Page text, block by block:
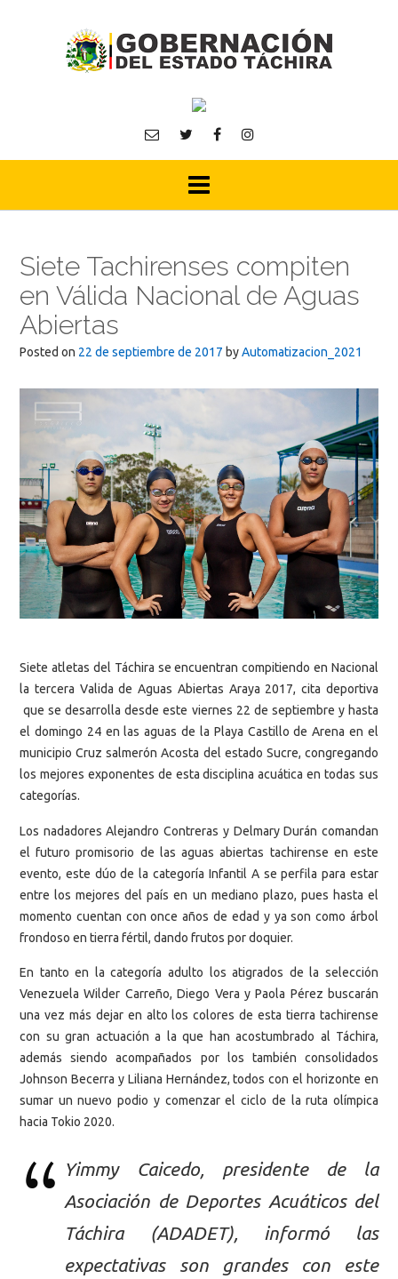
Siete Tachirenses compiten
en Válida Nacional de Aguas
Abiertas
Posted on 22 de septiembre de 2017 byAutomatizacion_2021
Siete atletas del Táchira se encuentran compitiendo en Nacional
la tercera Valida de Aguas Abiertas Araya 2017, cita deportiva
que se desarrolla desde este viernes 22 de septiembre y hasta
el domingo 24 en las aguas de la Playa Castillo de Arena en el
municipio Cruz salmerón Acosta del estado Sucre, congregando
los mejores exponentes de esta disciplina acuática en todas sus
categorías.
Los nadadores Alejandro Contreras y Delmary Durán comandan
el futuro promisorio de las aguas abiertas tachirense en este
evento, este dúo de la categoría Infantil A se perfila para estar
entre los mejores del país en un mediano plazo, pues hasta el
momento cuentan con once años de edad y ya son como árbol
frondoso en tierra fértil, dando frutos por doquier.
En tanto en la categoría adulto los atigrados de la selección
Venezuela Wilder Carreño, Diego Vera y Paola Pérez buscarán
una vez más dejar en alto los colores de esta tierra tachirense
con su gran actuación a la que han acostumbrado al Táchira,
además siendo acompañados por los también consolidados
Johnson Becerra y Liliana Hernández, todos con el horizonte en
sumar un nuevo podio y comenzar el ciclo de la ruta olímpica
hacia Tokio 2020.
​Yimmy Caicedo, presidente de la
Asociación de Deportes Acuáticos del
Táchira (ADADET), informó las
expectativas son grandes con este